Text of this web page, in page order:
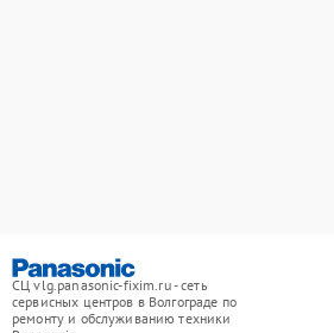
СЦ vlg.panasonic-fixim.ru - сеть
сервисных центров в Волгограде по
ремонту и обслуживанию техники